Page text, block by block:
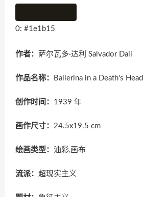
0: #1e1b15
作者： 萨尔瓦多·达利 Salvador Dali
作品名称： Ballerina in a Death's Head
创作时间： 1939 年
画作尺寸： 24.5x19.5 cm
绘画类型： 油彩,画布
流派： 超现实主义